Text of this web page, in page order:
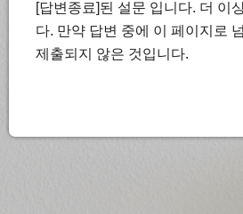
[답변종료]된 설문 입니다. 더 이
다. 만약 답변 중에 이 페이지로
제출되지 않은 것입니다.